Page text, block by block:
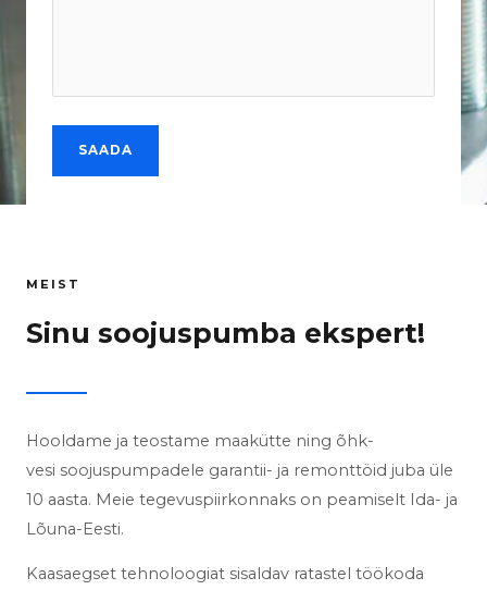
MEIST
Sinu soojuspumba ekspert!
Hooldame ja teostame maakütte ning õhk-
vesi soojuspumpadele garantii- ja remonttöid juba üle
10 aasta. Meie tegevuspiirkonnaks on peamiselt Ida- ja
Lõuna-Eesti.
Kaasaegset tehnoloogiat sisaldav ratastel töökoda